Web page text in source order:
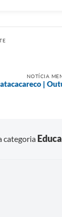
NOTÍCIA
|
categoria